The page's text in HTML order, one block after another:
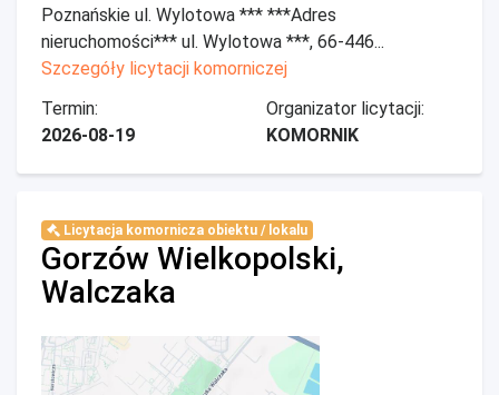
Poznańskie ul. Wylotowa *** ***Adres
nieruchomości*** ul. Wylotowa ***, 66-446...
Szczegóły licytacji komorniczej
Termin:
2026-08-19
Organizator licytacji:
KOMORNIK
Licytacja komornicza obiektu / lokalu
Gorzów Wielkopolski,
Walczaka